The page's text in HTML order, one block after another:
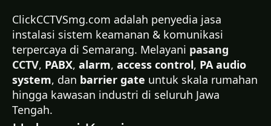
ClickCCTVSmg.com adalah penyedia jasa
instalasi sistem keamanan & komunikasi
terpercaya di Semarang. Melayani pasang
CCTV, PABX, alarm, access control, PA audio
system, dan barrier gate untuk skala rumahan
hingga kawasan industri di seluruh Jawa
Tengah.